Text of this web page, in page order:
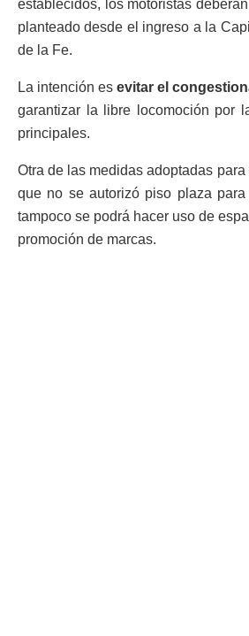
establecidos, los motoristas
planteado desde el ingreso a la
de la Fe.
La intención es evitar el
garantizar la libre locomoción por
principales.
Otra de las medidas adoptadas
que no se autorizó piso plaza para
tampoco se podrá hacer uso de
promoción de marcas.